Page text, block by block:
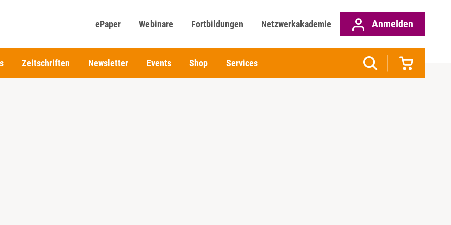
ePaper Webinare Fortbildungen Netzwerkakademie Anmelden
Zeitschriften Newsletter Events Shop Services